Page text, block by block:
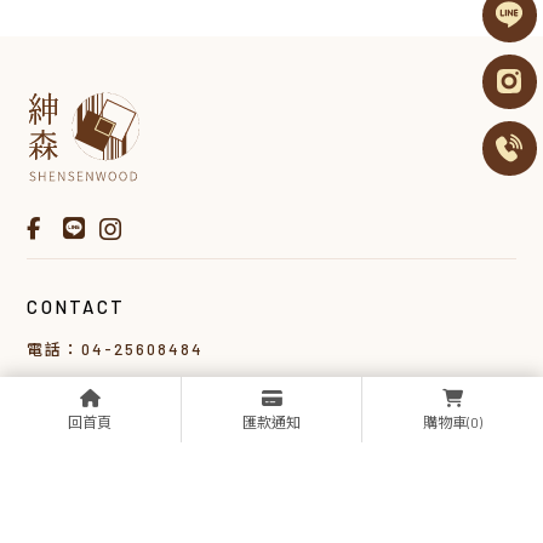
回首頁 匯款通知 購物車(0)
CONTACT
電話：04-25608484
LINE ID：@850vuqst
地址：台中市大雅區平和二路179-23號
（採預約制，歡迎來電 04-25608484）